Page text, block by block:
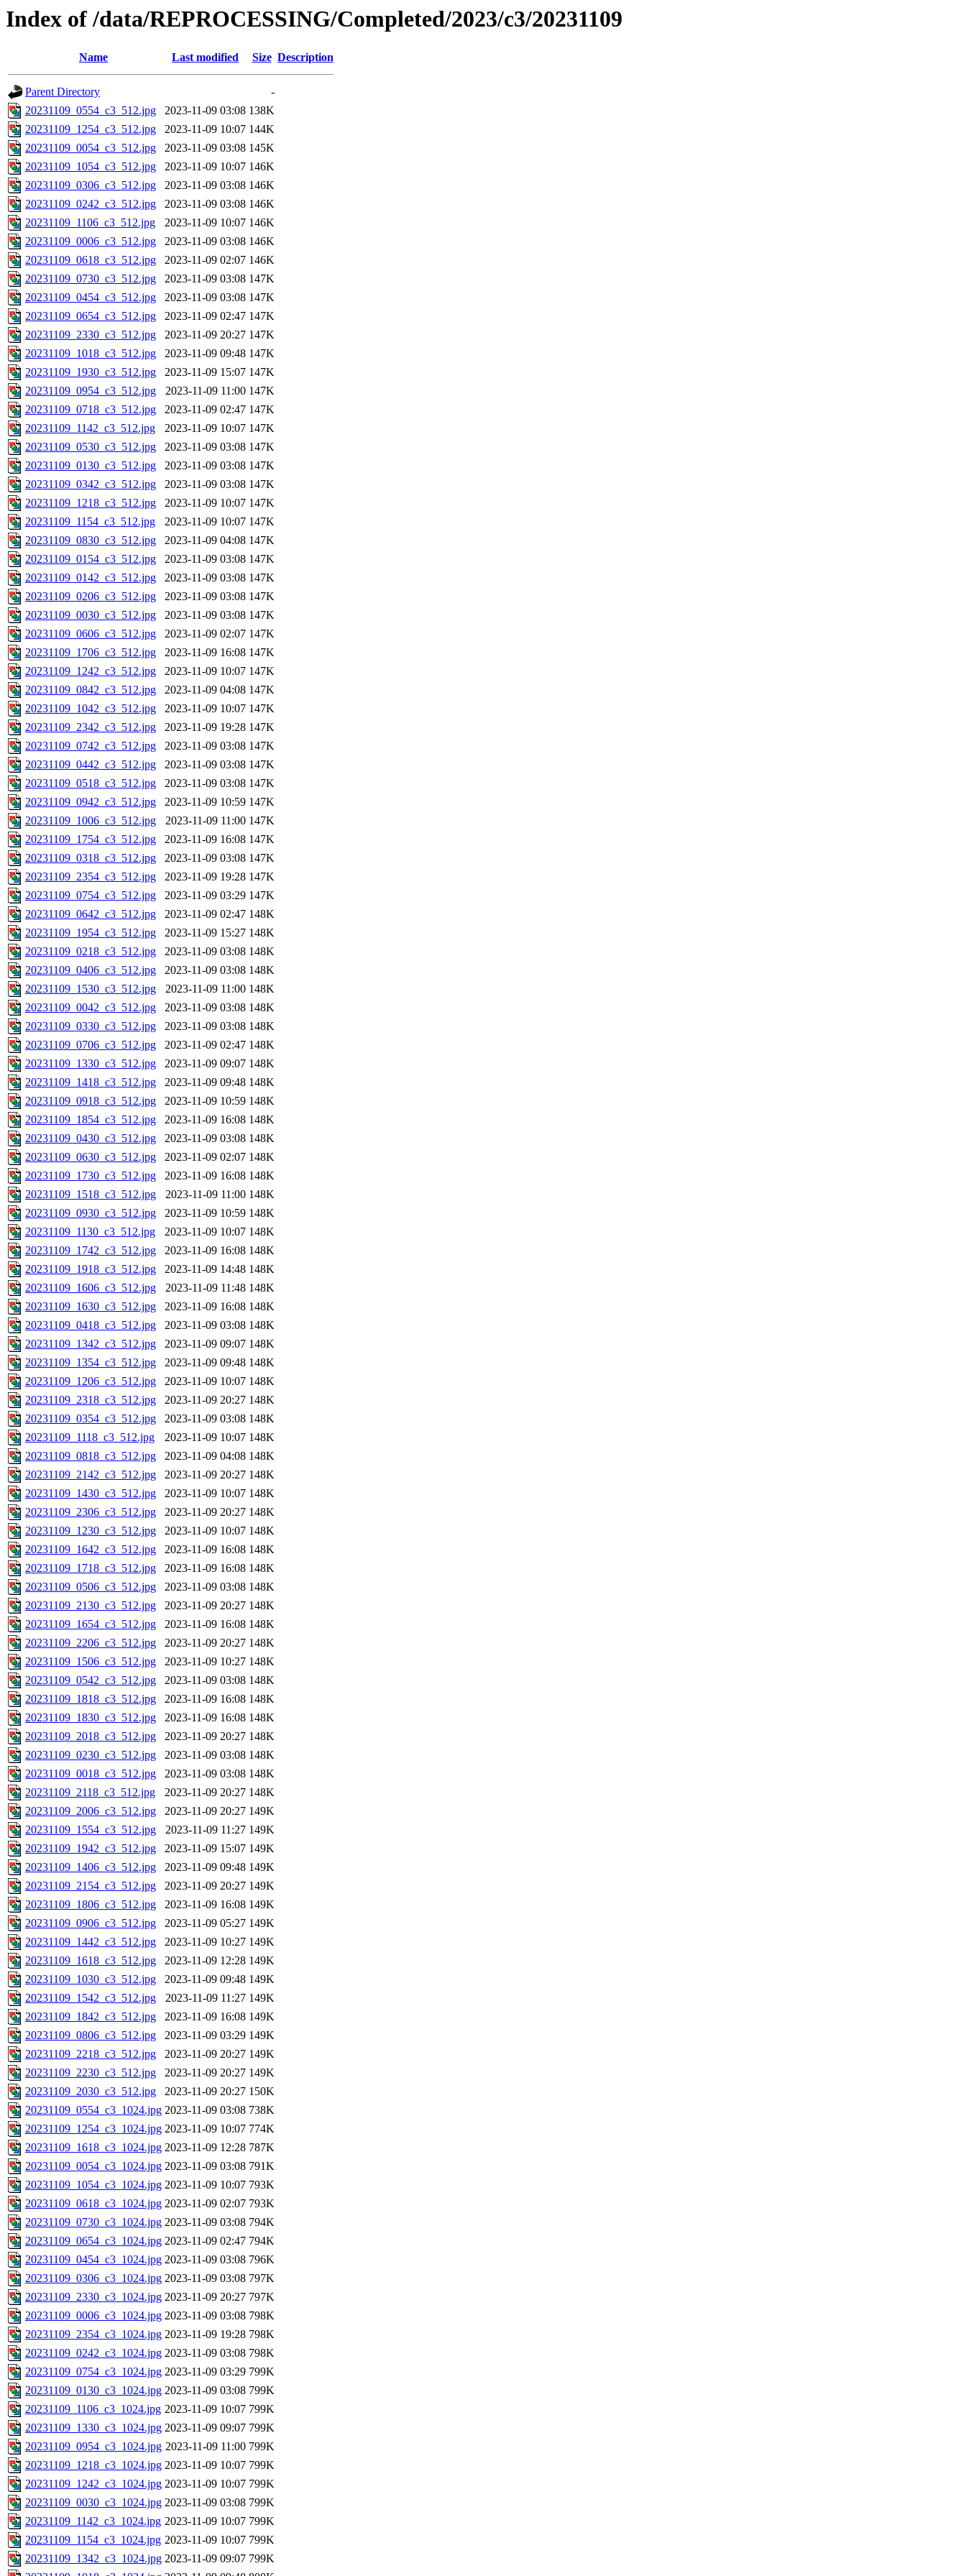
Index of /data/REPROCESSING/Completed/2023/c3/20231109
Name Last modified Size Description
Parent Directory
-
20231109_0554_c3_512.jpg
2023-11-09 03:08 138K
20231109_1254_c3_512.jpg
2023-11-09 10:07 144K
20231109_0054_c3_512.jpg
2023-11-09 03:08 145K
20231109_1054_c3_512.jpg
2023-11-09 10:07 146K
20231109_0306_c3_512.jpg
2023-11-09 03:08 146K
20231109_0242_c3_512.jpg
2023-11-09 03:08 146K
20231109_1106_c3_512.jpg
2023-11-09 10:07 146K
20231109_0006_c3_512.jpg
2023-11-09 03:08 146K
20231109_0618_c3_512.jpg
2023-11-09 02:07 146K
20231109_0730_c3_512.jpg
2023-11-09 03:08 147K
20231109_0454_c3_512.jpg
2023-11-09 03:08 147K
20231109_0654_c3_512.jpg
2023-11-09 02:47 147K
20231109_2330_c3_512.jpg
2023-11-09 20:27 147K
20231109_1018_c3_512.jpg
2023-11-09 09:48 147K
20231109_1930_c3_512.jpg
2023-11-09 15:07 147K
20231109_0954_c3_512.jpg
2023-11-09 11:00 147K
20231109_0718_c3_512.jpg
2023-11-09 02:47 147K
20231109_1142_c3_512.jpg
2023-11-09 10:07 147K
20231109_0530_c3_512.jpg
2023-11-09 03:08 147K
20231109_0130_c3_512.jpg
2023-11-09 03:08 147K
20231109_0342_c3_512.jpg
2023-11-09 03:08 147K
20231109_1218_c3_512.jpg
2023-11-09 10:07 147K
20231109_1154_c3_512.jpg
2023-11-09 10:07 147K
20231109_0830_c3_512.jpg
2023-11-09 04:08 147K
20231109_0154_c3_512.jpg
2023-11-09 03:08 147K
20231109_0142_c3_512.jpg
2023-11-09 03:08 147K
20231109_0206_c3_512.jpg
2023-11-09 03:08 147K
20231109_0030_c3_512.jpg
2023-11-09 03:08 147K
20231109_0606_c3_512.jpg
2023-11-09 02:07 147K
20231109_1706_c3_512.jpg
2023-11-09 16:08 147K
20231109_1242_c3_512.jpg
2023-11-09 10:07 147K
20231109_0842_c3_512.jpg
2023-11-09 04:08 147K
20231109_1042_c3_512.jpg
2023-11-09 10:07 147K
20231109_2342_c3_512.jpg
2023-11-09 19:28 147K
20231109_0742_c3_512.jpg
2023-11-09 03:08 147K
20231109_0442_c3_512.jpg
2023-11-09 03:08 147K
20231109_0518_c3_512.jpg
2023-11-09 03:08 147K
20231109_0942_c3_512.jpg
2023-11-09 10:59 147K
20231109_1006_c3_512.jpg
2023-11-09 11:00 147K
20231109_1754_c3_512.jpg
2023-11-09 16:08 147K
20231109_0318_c3_512.jpg
2023-11-09 03:08 147K
20231109_2354_c3_512.jpg
2023-11-09 19:28 147K
20231109_0754_c3_512.jpg
2023-11-09 03:29 147K
20231109_0642_c3_512.jpg
2023-11-09 02:47 148K
20231109_1954_c3_512.jpg
2023-11-09 15:27 148K
20231109_0218_c3_512.jpg
2023-11-09 03:08 148K
20231109_0406_c3_512.jpg
2023-11-09 03:08 148K
20231109_1530_c3_512.jpg
2023-11-09 11:00 148K
20231109_0042_c3_512.jpg
2023-11-09 03:08 148K
20231109_0330_c3_512.jpg
2023-11-09 03:08 148K
20231109_0706_c3_512.jpg
2023-11-09 02:47 148K
20231109_1330_c3_512.jpg
2023-11-09 09:07 148K
20231109_1418_c3_512.jpg
2023-11-09 09:48 148K
20231109_0918_c3_512.jpg
2023-11-09 10:59 148K
20231109_1854_c3_512.jpg
2023-11-09 16:08 148K
20231109_0430_c3_512.jpg
2023-11-09 03:08 148K
20231109_0630_c3_512.jpg
2023-11-09 02:07 148K
20231109_1730_c3_512.jpg
2023-11-09 16:08 148K
20231109_1518_c3_512.jpg
2023-11-09 11:00 148K
20231109_0930_c3_512.jpg
2023-11-09 10:59 148K
20231109_1130_c3_512.jpg
2023-11-09 10:07 148K
20231109_1742_c3_512.jpg
2023-11-09 16:08 148K
20231109_1918_c3_512.jpg
2023-11-09 14:48 148K
20231109_1606_c3_512.jpg
2023-11-09 11:48 148K
20231109_1630_c3_512.jpg
2023-11-09 16:08 148K
20231109_0418_c3_512.jpg
2023-11-09 03:08 148K
20231109_1342_c3_512.jpg
2023-11-09 09:07 148K
20231109_1354_c3_512.jpg
2023-11-09 09:48 148K
20231109_1206_c3_512.jpg
2023-11-09 10:07 148K
20231109_2318_c3_512.jpg
2023-11-09 20:27 148K
20231109_0354_c3_512.jpg
2023-11-09 03:08 148K
20231109_1118_c3_512.jpg
2023-11-09 10:07 148K
20231109_0818_c3_512.jpg
2023-11-09 04:08 148K
20231109_2142_c3_512.jpg
2023-11-09 20:27 148K
20231109_1430_c3_512.jpg
2023-11-09 10:07 148K
20231109_2306_c3_512.jpg
2023-11-09 20:27 148K
20231109_1230_c3_512.jpg
2023-11-09 10:07 148K
20231109_1642_c3_512.jpg
2023-11-09 16:08 148K
20231109_1718_c3_512.jpg
2023-11-09 16:08 148K
20231109_0506_c3_512.jpg
2023-11-09 03:08 148K
20231109_2130_c3_512.jpg
2023-11-09 20:27 148K
20231109_1654_c3_512.jpg
2023-11-09 16:08 148K
20231109_2206_c3_512.jpg
2023-11-09 20:27 148K
20231109_1506_c3_512.jpg
2023-11-09 10:27 148K
20231109_0542_c3_512.jpg
2023-11-09 03:08 148K
20231109_1818_c3_512.jpg
2023-11-09 16:08 148K
20231109_1830_c3_512.jpg
2023-11-09 16:08 148K
20231109_2018_c3_512.jpg
2023-11-09 20:27 148K
20231109_0230_c3_512.jpg
2023-11-09 03:08 148K
20231109_0018_c3_512.jpg
2023-11-09 03:08 148K
20231109_2118_c3_512.jpg
2023-11-09 20:27 148K
20231109_2006_c3_512.jpg
2023-11-09 20:27 149K
20231109_1554_c3_512.jpg
2023-11-09 11:27 149K
20231109_1942_c3_512.jpg
2023-11-09 15:07 149K
20231109_1406_c3_512.jpg
2023-11-09 09:48 149K
20231109_2154_c3_512.jpg
2023-11-09 20:27 149K
20231109_1806_c3_512.jpg
2023-11-09 16:08 149K
20231109_0906_c3_512.jpg
2023-11-09 05:27 149K
20231109_1442_c3_512.jpg
2023-11-09 10:27 149K
20231109_1618_c3_512.jpg
2023-11-09 12:28 149K
20231109_1030_c3_512.jpg
2023-11-09 09:48 149K
20231109_1542_c3_512.jpg
2023-11-09 11:27 149K
20231109_1842_c3_512.jpg
2023-11-09 16:08 149K
20231109_0806_c3_512.jpg
2023-11-09 03:29 149K
20231109_2218_c3_512.jpg
2023-11-09 20:27 149K
20231109_2230_c3_512.jpg
2023-11-09 20:27 149K
20231109_2030_c3_512.jpg
2023-11-09 20:27 150K
20231109_0554_c3_1024.jpg 2023-11-09 03:08 738K
20231109_1254_c3_1024.jpg 2023-11-09 10:07 774K
20231109_1618_c3_1024.jpg 2023-11-09 12:28 787K
20231109_0054_c3_1024.jpg 2023-11-09 03:08 791K
20231109_1054_c3_1024.jpg 2023-11-09 10:07 793K
20231109_0618_c3_1024.jpg 2023-11-09 02:07 793K
20231109_0730_c3_1024.jpg 2023-11-09 03:08 794K
20231109_0654_c3_1024.jpg 2023-11-09 02:47 794K
20231109_0454_c3_1024.jpg 2023-11-09 03:08 796K
20231109_0306_c3_1024.jpg 2023-11-09 03:08 797K
20231109_2330_c3_1024.jpg 2023-11-09 20:27 797K
20231109_0006_c3_1024.jpg 2023-11-09 03:08 798K
20231109_2354_c3_1024.jpg 2023-11-09 19:28 798K
20231109_0242_c3_1024.jpg 2023-11-09 03:08 798K
20231109_0754_c3_1024.jpg 2023-11-09 03:29 799K
20231109_0130_c3_1024.jpg 2023-11-09 03:08 799K
20231109_1106_c3_1024.jpg 2023-11-09 10:07 799K
20231109_1330_c3_1024.jpg 2023-11-09 09:07 799K
20231109_0954_c3_1024.jpg 2023-11-09 11:00 799K
20231109_1218_c3_1024.jpg 2023-11-09 10:07 799K
20231109_1242_c3_1024.jpg 2023-11-09 10:07 799K
20231109_0030_c3_1024.jpg 2023-11-09 03:08 799K
20231109_1142_c3_1024.jpg 2023-11-09 10:07 799K
20231109_1154_c3_1024.jpg 2023-11-09 10:07 799K
20231109_1342_c3_1024.jpg 2023-11-09 09:07 799K